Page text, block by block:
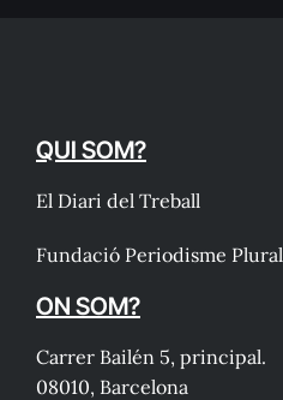
QUI SOM?
El Diari del Treball
Fundació Periodisme Plural
ON SOM?
Carrer Bailén 5, principal.
08010, Barcelona